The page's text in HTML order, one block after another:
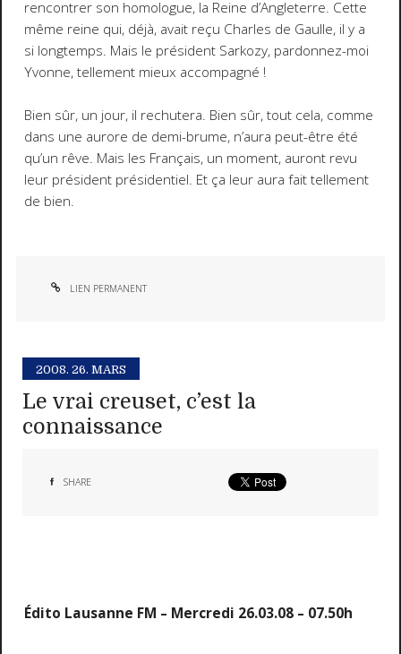
rencontrer son homologue, la Reine d’Angleterre. Cette
même reine qui, déjà, avait reçu Charles de Gaulle, il y a
si longtemps. Mais le président Sarkozy, pardonnez-moi
Yvonne, tellement mieux accompagné !
Bien sûr, un jour, il rechutera. Bien sûr, tout cela, comme
dans une aurore de demi-brume, n’aura peut-être été
qu’un rêve. Mais les Français, un moment, auront revu
leur président présidentiel. Et ça leur aura fait tellement
de bien.
LIEN PERMANENT
2008. 26. MARS
Le vrai creuset, c’est la
connaissance
SHARE
Édito Lausanne FM – Mercredi 26.03.08 – 07.50h